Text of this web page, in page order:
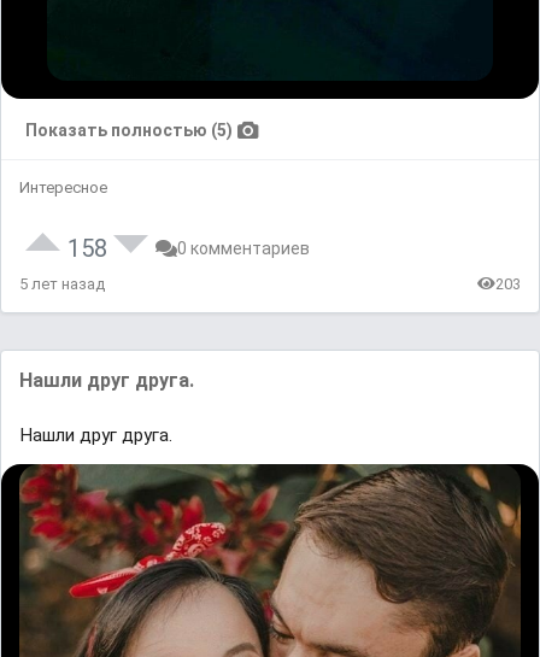
Показать полностью (5)
Интересное
158 0 комментариев
5 лет назад 203
Нашли друг друга.
Нашли друг друга.